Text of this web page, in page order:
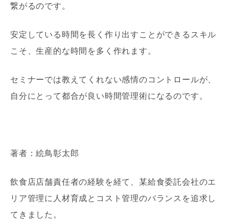
繋がるのです。
安定している時間を長く作り出すことができるスキル
こそ、生産的な時間を多く作れます。
セミナーでは教えてくれない感情のコントロールが、
自分にとって都合が良い時間管理術になるのです。
著者：絵鳥彰太郎
飲食店店舗責任者の経験を経て、某給食委託会社のエ
リア管理に人材育成とコスト管理のバランスを追求し
てきました。